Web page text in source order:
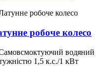
робоче колесо